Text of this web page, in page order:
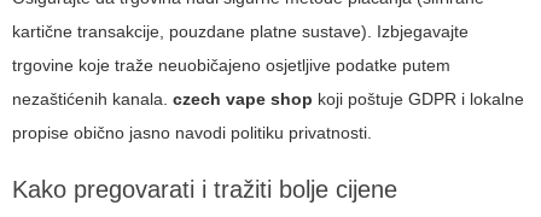
kartične transakcije, pouzdane platne sustave). Izbjegavajte
trgovine koje traže neuobičajeno osjetljive podatke putem
nezaštićenih kanala. czech vape shop koji poštuje GDPR i lokalne
propise obično jasno navodi politiku privatnosti.
Kako pregovarati i tražiti bolje cijene